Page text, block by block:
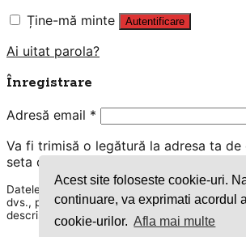
Acest site foloseste cookie-uri.
continuare, va exprimati acordul
cookie-urilor. Afla mai multe
Ține-mă minte
Autentificare
Ai uitat parola?
Înregistrare
Adresă email *
Va fi trimisă o legătură la adresa ta de
seta o parolă nouă.
Datele dvs. personale vor fi utilizate pentru
dvs., pentru experiența pe întregul site și
descrise în
politică de confidențialitate